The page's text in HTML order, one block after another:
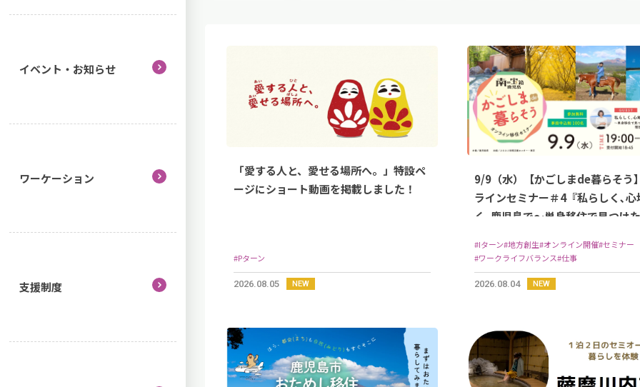
イベント・お知らせ
ワーケーション
支援制度
「愛する人と、愛せる場所へ。」特設ペ
ージにショート動画を掲載しました！
#Pターン
2026.08.05 NEW
9/9（水）【かごしまde暮らそう
ラインセミナー＃4『私らしく､心
く､鹿児島で～単身移住で見つけ
#Iターン#地方創生#オンライン開催#セミナー
#ワークライフバランス#仕事
2026.08.04 NEW